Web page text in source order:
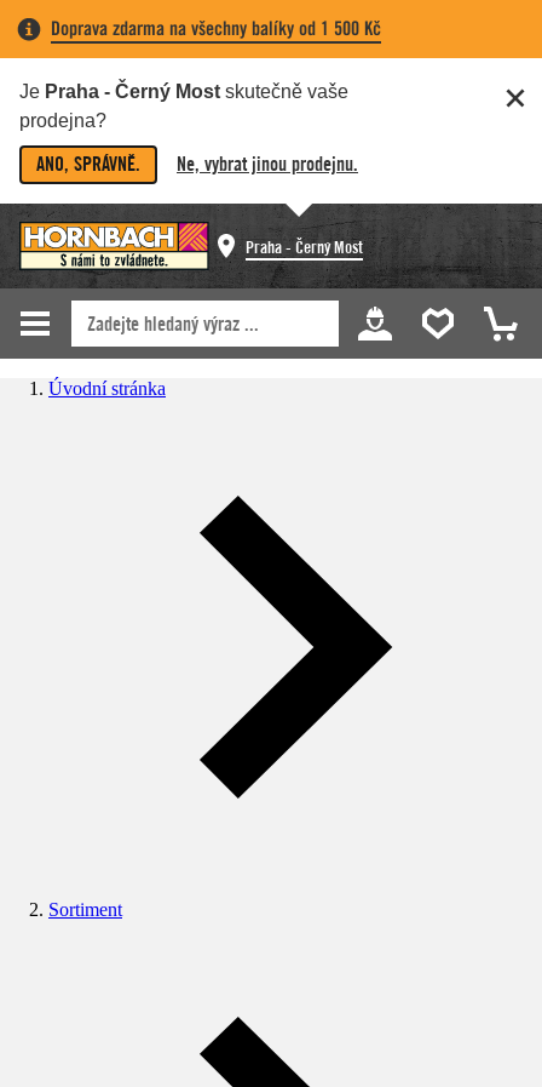
Doprava zdarma na všechny balíky od 1 500 Kč
Je Praha - Černý Most skutečně vaše
prodejna?
ANO, SPRÁVNĚ. Ne, vybrat jinou prodejnu.
Praha - Černý Most
Úvodní stránka
Sortiment